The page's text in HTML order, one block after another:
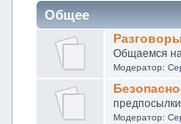
Общее
Общаемся
Модератор:
Модератор: